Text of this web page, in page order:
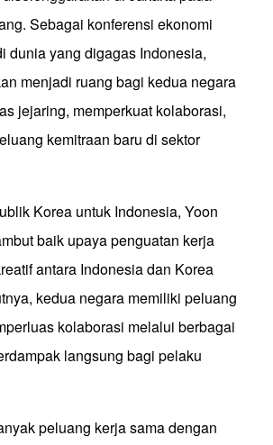
Sebagai konferensi ekonomi
dunia yang digagas Indonesia,
menjadi ruang bagi kedua negara
jejaring, memperkuat kolaborasi,
kemitraan baru di sektor
Korea untuk Indonesia, Yoon
baik upaya penguatan kerja
antara Indonesia dan Korea
kedua negara memiliki peluang
kolaborasi melalui berbagai
langsung bagi pelaku
peluang kerja sama dengan